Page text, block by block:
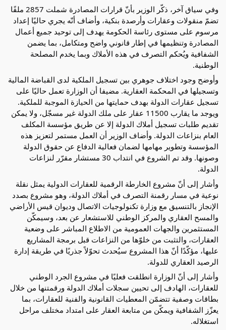
وفي سياق آخر، ذكّر الوزير بأنّ قرارات المصادرة شملت 2857 ملفًا
تضمّ منقولات وعقارات وأرصدة بنكية، وأضاف أنّه يجري حاليًا إعداد
مرسوم على مستوى رئاسة الحكومة يهدف إلى توحيد جميع أعمال
المصادرة وتنظيمها في إطار قانوني واضح ومتكامل، بما يضمن
الشفافية ويُحكم التصرف في هذه الأملاك وبما يخدم المصلحة
الوطنية.
وأوضح وجود اختلاف جوهري بين تسجيل الملكية لدى القباضة المالية
وتسجيلها في المحكمة العقارية. مضيفا أن الوزارة تعمل حاليًا على
تسجيل عقارات الدولة بهدف حمايتها من الحيازة الموجبة للملكية.
ويوجد ما يقارب 11500 عقار على ملك الدولة غير مسجّل، ولا يمكن
تقديم طلبات تسجيل أملاك الدولة إلا عن طريق مؤسسة المكلف
العام بنزاعات الدولة. وأضاف الوزير أن العمل مستمر لتعزيز هذه
المؤسسة وتطوير مهامها لضمان فعالية الدفاع عن حقوق الدولة
وصونها. وقد تم الشروع في انتداب 30 مستشار مقرّر لنزاعات
الدولة.
وأشار إلى أنّ مشروع الخارطة الرقمية للعقارات الدولية يمثل نقلة
نوعية في مسار رقمنة التصرف في أملاك الدولة، وهو مشروع بصدد
الإنجاز بالتنسيق مع وزارة تكنولوجيات الاتصال وديوان قيس الأراضي
والمسح العقاري والمركز الوطني للاستشعار عن بعد، وسيمكّن
المستثمرين والجهات العمومية من الاطلاع المباشر على وضعية
العقارات، والتثبت من خلوّها من النزاعات قبل برمجة المشاريع
عليها، مؤكّدًا أنّ هذا المشروع سيُحدث تحوّلاً جذريًا في طريقة إدارة
الرصيد العقاري للدولة.
وأشار إلى أنّ الوزارة انطلقت فعليًا في مشروع الجرد الوطني
للعقارات، الهادف إلى تحيين سجلات أملاك الدولة ورقمتنها من خلال
بطاقات وصفية تتضمّن المعطيات القانونية والفنية للعقارات، بما
يعزّز الشفافية ويمكّن من متابعة العقار على امتداد مختلف مراحل
استغلاله.